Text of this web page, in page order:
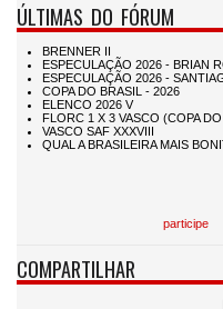
ÚLTIMAS DO FÓRUM
participe
COMPARTILHAR